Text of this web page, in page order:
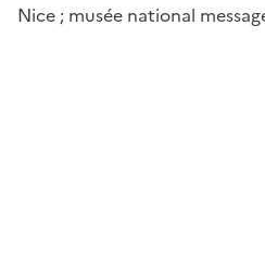
Nice ; musée national